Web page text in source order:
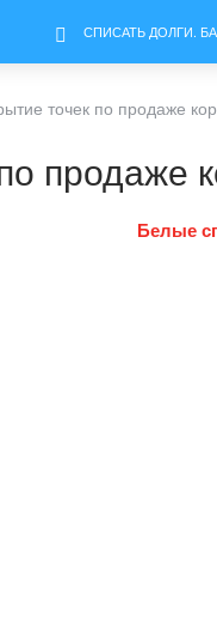
СПИСАТЬ ДОЛГИ.
точек по продаже
продаже
Белые